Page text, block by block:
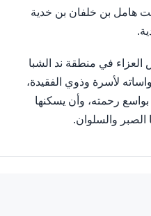
هامل بن خلفان بن خدية
في منطقة ند الشبا
لأسرة وذوي الفقيدة،
بواسع رحمته، وأن يسكنها
الصبر والسلوان.